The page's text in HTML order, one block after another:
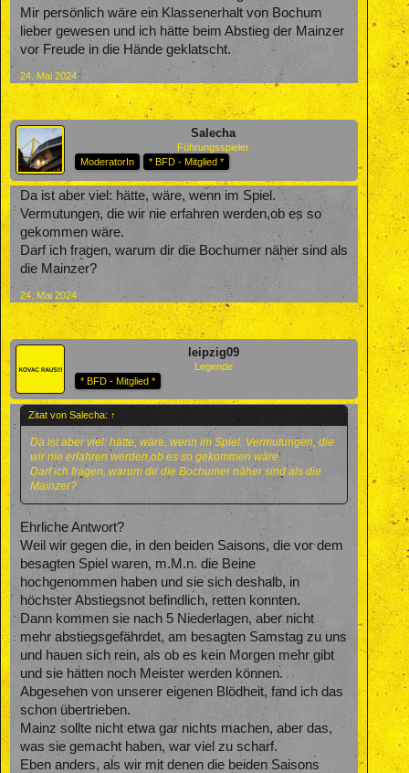
Mir persönlich wäre ein Klassenerhalt von Bochum
lieber gewesen und ich hätte beim Abstieg der Mainzer
vor Freude in die Hände geklatscht.
24. Mai 2024
Salecha
Führungsspieler
ModeratorIn
* BFD - Mitglied *
Da ist aber viel: hätte, wäre, wenn im Spiel.
Vermutungen, die wir nie erfahren werden,ob es so
gekommen wäre.
Darf ich fragen, warum dir die Bochumer näher sind als
die Mainzer?
24. Mai 2024
leipzig09
Legende
* BFD - Mitglied *
Zitat von Salecha: ↑
Da ist aber viel: hätte, wäre, wenn im Spiel. Vermutungen, die
wir nie erfahren werden,ob es so gekommen wäre.
Darf ich fragen, warum dir die Bochumer näher sind als die
Mainzer?
Ehrliche Antwort?
Weil wir gegen die, in den beiden Saisons, die vor dem
besagten Spiel waren, m.M.n. die Beine
hochgenommen haben und sie sich deshalb, in
höchster Abstiegsnot befindlich, retten konnten.
Dann kommen sie nach 5 Niederlagen, aber nicht
mehr abstiegsgefährdet, am besagten Samstag zu uns
und hauen sich rein, als ob es kein Morgen mehr gibt
und sie hätten noch Meister werden können.
Abgesehen von unserer eigenen Blödheit, fand ich das
schon übertrieben.
Mainz sollte nicht etwa gar nichts machen, aber das,
was sie gemacht haben, war viel zu scharf.
Eben anders, als wir mit denen die beiden Saisons